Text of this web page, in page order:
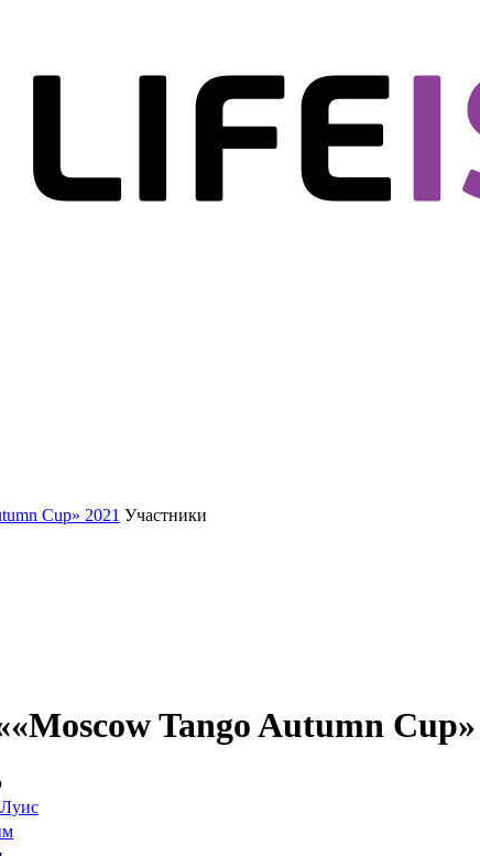
Cup» 2021 Участники
Tango Autumn Cup»